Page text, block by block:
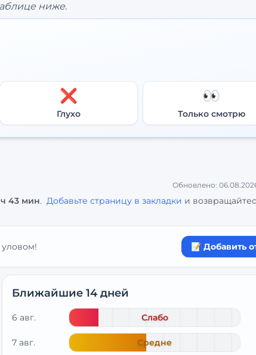
ниже.
❌
Глухо
👀
Только смотрю
Обновлено:
43 мин. Добавьте страницу в закладки и
📝 Добавить
Ближайшие 14 дней
6 авг. Слабо
7 авг. Средне